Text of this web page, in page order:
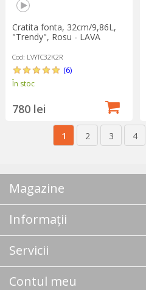
Cratita fonta, 32cm/9,86L,
"Trendy", Rosu - LAVA
Cod: LVYTC32K2R
(6)
În stoc
780 lei
1 2 3 4
Magazine
Informații
Servicii
Contul meu